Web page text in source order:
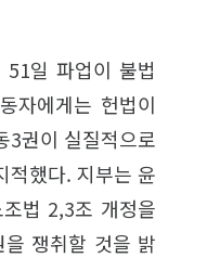
51일 파업이 불법
자에게는 헌법이
3권이 실질적으로
적했다. 지부는 윤
법 2,3조 개정을
쟁취할 것을 밝